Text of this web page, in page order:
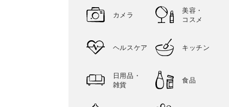
カメラ
美容・
コスメ
ヘルスケア キッチン
日用品・
雑貨
食品